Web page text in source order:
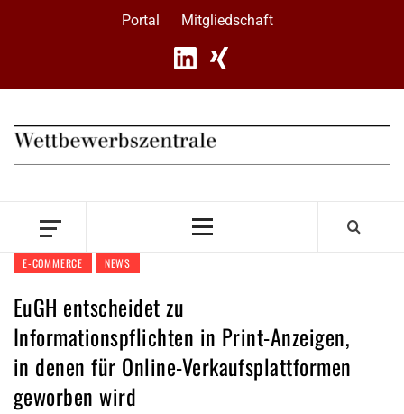
Portal Mitgliedschaft
Primary
E-COMMERCE NEWS
EuGH entscheidet zu
Informationspflichten in Print-Anzeigen,
in denen für Online-Verkaufsplattformen
geworben wird